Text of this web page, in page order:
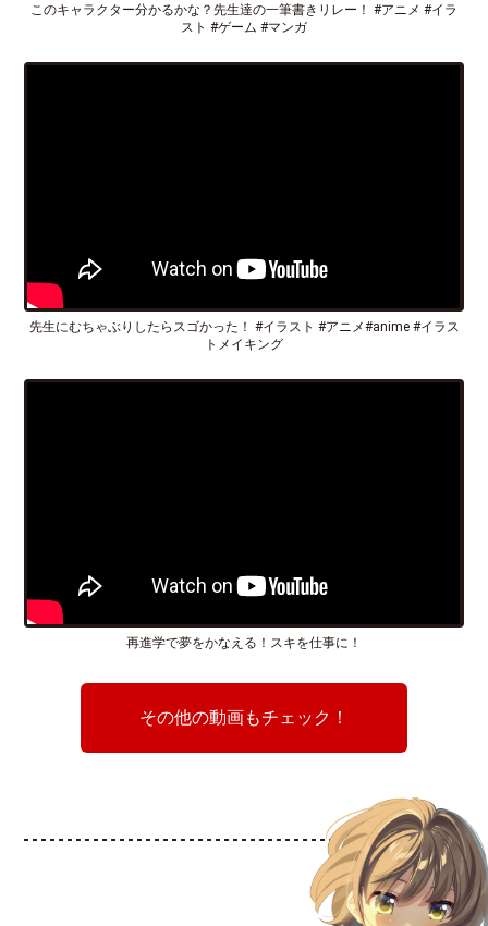
このキャラクター分かるかな？先生達の一筆書きリレー！ #アニメ #イラ
スト #ゲーム #マンガ
先生にむちゃぶりしたらスゴかった！ #イラスト #アニメ#anime #イラス
トメイキング
再進学で夢をかなえる！スキを仕事に！
その他の動画もチェック！